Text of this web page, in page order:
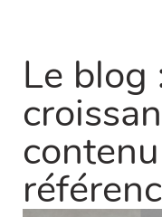
Le blog